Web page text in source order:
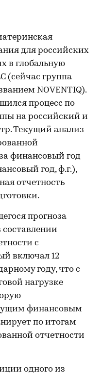
для российских
в глобальную
(сейчас группа
NOVENTIQ).
процесс по
на российский и
Текущий анализ
финансовый год
год, ф.г.),
отчетность
прогноза
составлении
с
включал 12
году, что с
нагрузке
финансовым
по итогам
отчетности
одного из